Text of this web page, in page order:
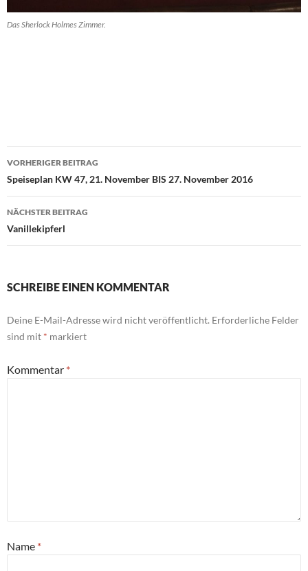
Das Sherlock Holmes Zimmer.
Beitragsnavigation
VORHERIGER BEITRAG
Speiseplan KW 47, 21. November BIS 27. November 2016
NÄCHSTER BEITRAG
Vanillekipferl
SCHREIBE EINEN KOMMENTAR
Deine E-Mail-Adresse wird nicht veröffentlicht. Erforderliche Felder
sind mit * markiert
Kommentar *
Name *